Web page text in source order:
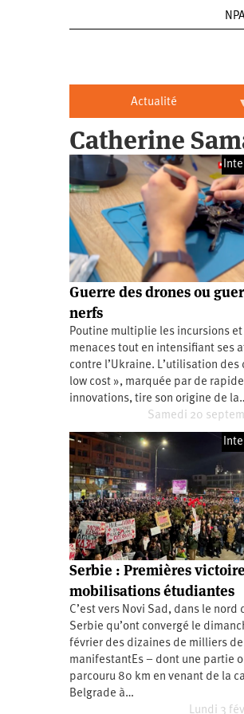
Actualité
Actualité
Politique
Entreprises
Entreprises
Automobile
Aéronautique
Commerce
Hôpitaux
SNCF
Services
publics
Oppressions
Oppressions
Antiracisme
Féminisme
LGBTI
Économie
Écologie
Éducation
Santé
Vidéos
Dans
mon
département
Catherine
Guerre des drones ou
nerfs
Poutine multiplie les incursions et
menaces tout en intensifiant ses
contre l’Ukraine. L’utilisation des
low cost », marquée par de
innovations, tire son origine de
Samedi 20
Serbie : Premières
mobilisations étudiantes
C’est vers Novi Sad, dans le nord
Serbie qu’ont convergé le
février des dizaines de milliers de
manifestantEs – dont une partie
parcouru 80 km en venant de la
Belgrade à…
Lundi 3